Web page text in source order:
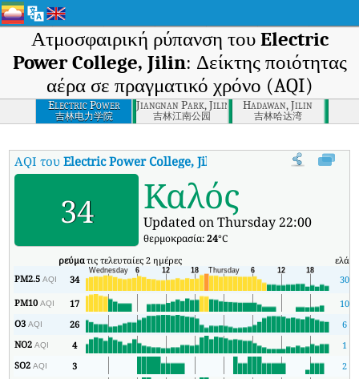
Ατμοσφαιρική ρύπανση του Electric
Power College, Jilin: Δείκτης ποιότητας
αέρα σε πραγματικό χρόνο (AQI)
Electric Power
College, Jilin
吉林电力学院
Jiangnan Park, Jilin
吉林江南公园
Hadawan, Jilin
吉林哈达湾
AQI τουElectric Power College, Jilin Δείκτης ποιότητας αέρα
34 Καλός
Updated on Thursday 22:00
θερμοκρασία:24°C
ρεύματις τελευταίες 2 ημέρες ελάχ
PM2.5AQI 34
30
PM10AQI 17
10
O3AQI 26
6
NO2AQI 4
1
SO2AQI 3
2